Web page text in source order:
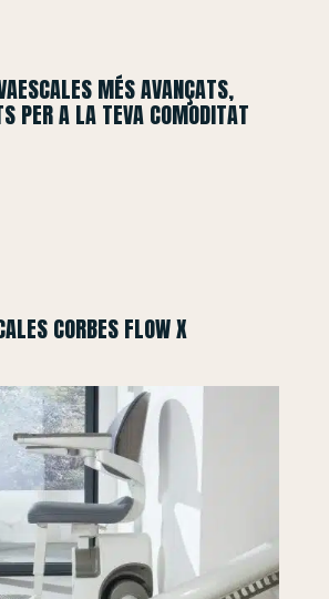
MÉS AVANÇATS,
PER A LA TEVA COMODITAT
CORBES FLOW X